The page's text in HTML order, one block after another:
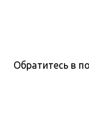
Обратитесь в